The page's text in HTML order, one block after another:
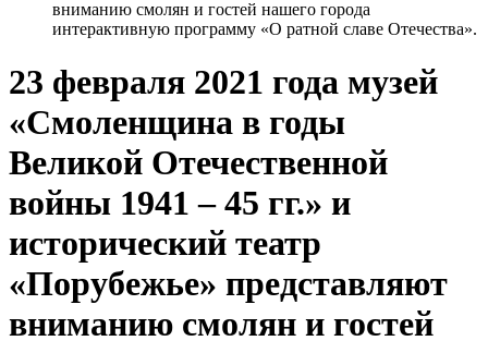
вниманию смолян и гостей нашего города
интерактивную программу «О ратной славе Отечества».
23 февраля 2021 года музей
«Смоленщина в годы
Великой Отечественной
войны 1941 – 45 гг.» и
исторический театр
«Порубежье» представляют
вниманию смолян и гостей